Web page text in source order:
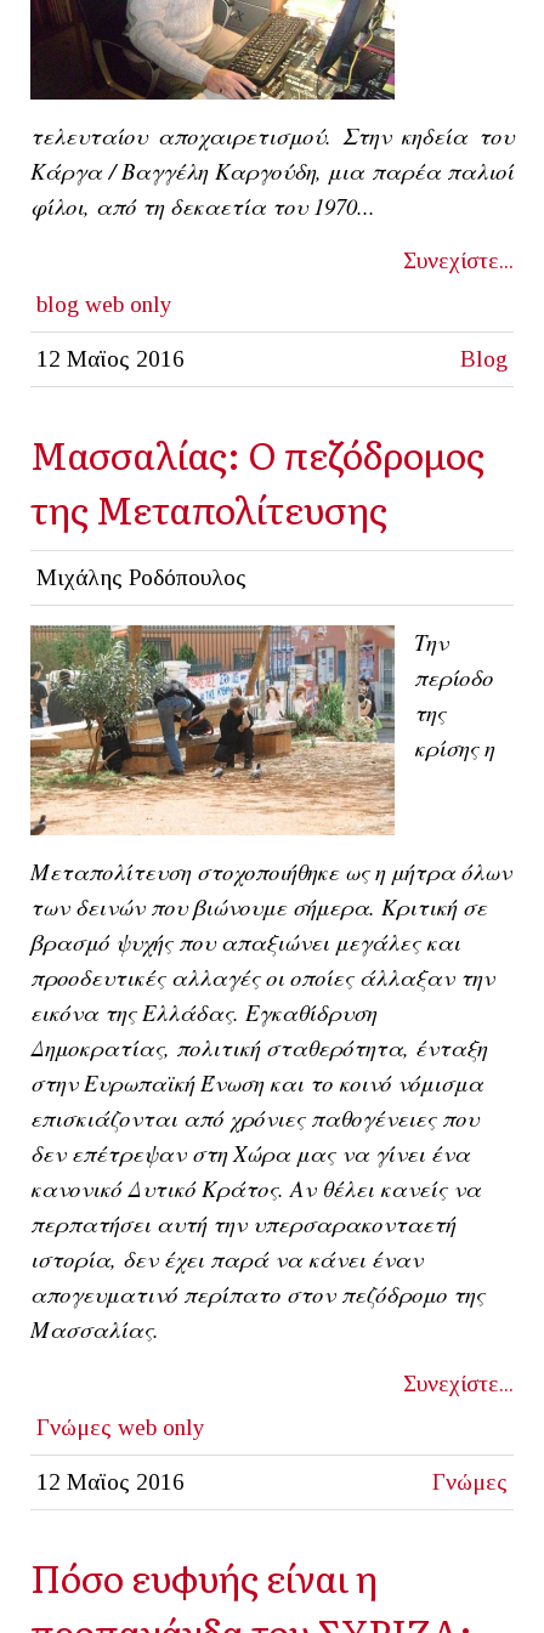
τελευταίου αποχαιρετισμού. Στην κηδεία του
Κάργα / Βαγγέλη Καργούδη, μια παρέα παλιοί
φίλοι, από τη δεκαετία του 1970...
Συνεχίστε...
blog web only
12 Μαϊος 2016 Blog
Μασσαλίας: Ο πεζόδρομος
της Μεταπολίτευσης
Μιχάλης Ροδόπουλος
Την
περίοδο
της
κρίσης η
Μεταπολίτευση στοχοποιήθηκε ως η μήτρα όλων
των δεινών που βιώνουμε σήμερα. Κριτική σε
βρασμό ψυχής που απαξιώνει μεγάλες και
προοδευτικές αλλαγές οι οποίες άλλαξαν την
εικόνα της Ελλάδας. Εγκαθίδρυση
Δημοκρατίας, πολιτική σταθερότητα, ένταξη
στην Ευρωπαϊκή Ένωση και το κοινό νόμισμα
επισκιάζονται από χρόνιες παθογένειες που
δεν επέτρεψαν στη Χώρα μας να γίνει ένα
κανονικό Δυτικό Κράτος. Αν θέλει κανείς να
περπατήσει αυτή την υπερσαρακονταετή
ιστορία, δεν έχει παρά να κάνει έναν
απογευματινό περίπατο στον πεζόδρομο της
Μασσαλίας.
Συνεχίστε...
Γνώμες web only
12 Μαϊος 2016 Γνώμες
Πόσο ευφυής είναι η